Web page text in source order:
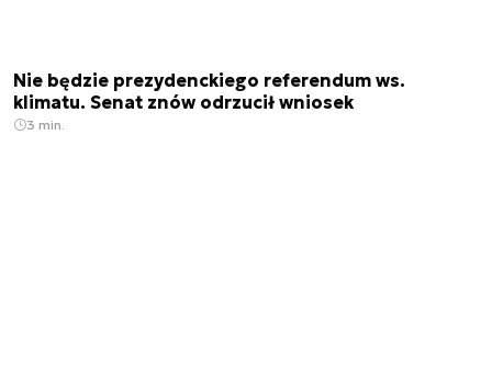
Nie będzie prezydenckiego referendum ws.
klimatu. Senat znów odrzucił wniosek
3 min.